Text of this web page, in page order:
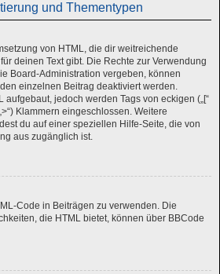
und Thementypen
von HTML, die dir weitreichende
deinen Text gibt. Die Rechte zur Verwendung
Board-Administration vergeben, können
einzelnen Beitrag deaktiviert werden.
aufgebaut, jedoch werden Tags von eckigen („[“
Klammern eingeschlossen. Weitere
du auf einer speziellen Hilfe-Seite, die von
aus zugänglich ist.
Code in Beiträgen zu verwenden. Die
die HTML bietet, können über BBCode